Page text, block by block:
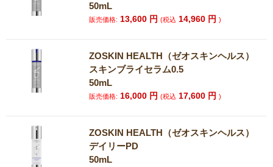
50mL
販売価格: 13,600 円(税込 14,960 円)
ZOSKIN HEALTH（ゼオスキンヘルス）
スキンブライセラム0.5
50mL
販売価格: 16,000 円(税込 17,600 円)
ZOSKIN HEALTH（ゼオスキンヘルス）
デイリーPD
50mL